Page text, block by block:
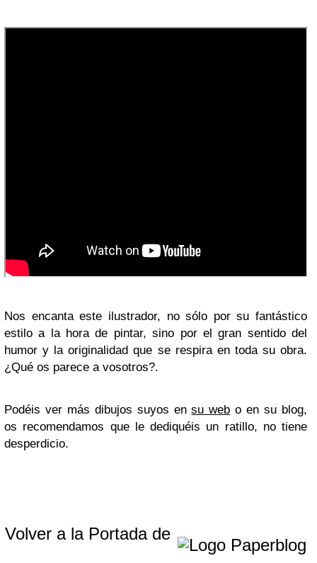
Nos encanta este ilustrador, no sólo por su fantástico
estilo a la hora de pintar, sino por el gran sentido del
humor y la originalidad que se respira en toda su obra.
¿Qué os parece a vosotros?.
Podéis ver más dibujos suyos ensu web o en su blog,
os recomendamos que le dediquéis un ratillo, no tiene
desperdicio.
Volver a la Portada de